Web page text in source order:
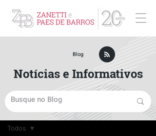
Post
Todos
Blog
Notícias e Informativos